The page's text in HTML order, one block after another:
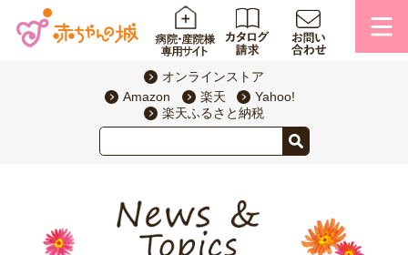
オンラインストア
Amazon
楽天
Yahoo!
楽天ふるさと納税